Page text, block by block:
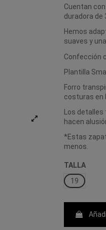
Cuentan
duradora de
Hemos
suaves y
Confección
Plantilla
Forro
costuras en
Los
hacen
*Estas
menos.
TALLA
19